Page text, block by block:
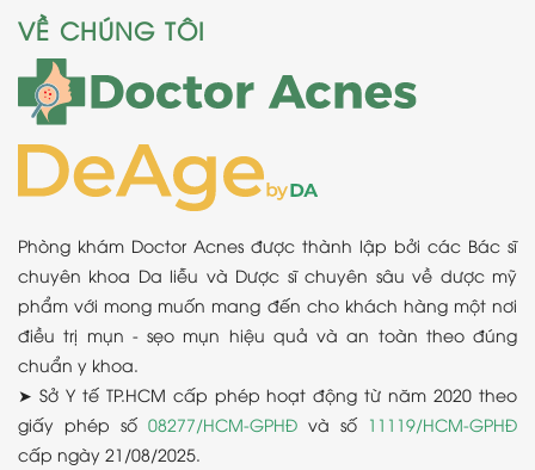
VỀ CHÚNG TÔI
Phòng khám Doctor Acnes được thành lập bởi các Bác sĩ
chuyên khoa Da liễu và Dược sĩ chuyên sâu về dược mỹ
phẩm với mong muốn mang đến cho khách hàng một nơi
điều trị mụn - sẹo mụn hiệu quả và an toàn theo đúng
chuẩn y khoa.
➤ Sở Y tế TP.HCM cấp phép hoạt động từ năm 2020 theo
giấy phép số 08277/HCM-GPHĐ và số 11119/HCM-GPHĐ
cấp ngày 21/08/2025.